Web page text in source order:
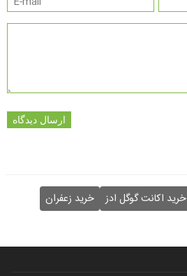
ارسال دیدگاه
خرید اکانت گوگل ادز
خرید زعفران